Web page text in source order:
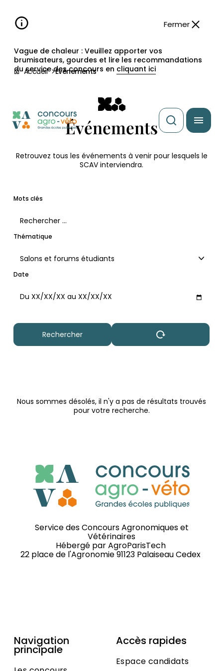
principale
principal
d'accessibilité
de
page
Vague de chaleur : Veuillez apporter vos
brumisateurs, gourdes et lire les recommandations
du service des concours en cliquant ici
Fermer
Accueil Événements
Événements
Retrouvez tous les événements à venir pour lesquels le
SCAV interviendra.
Filtrer les événements
Mots clés
Thématique
Salons et forums étudiants
Date
Maximum
Nous sommes désolés, il n'y a pas de résultats trouvés
pour votre recherche.
Service des Concours Agronomiques et
Vétérinaires
Hébergé parAgroParisTech
22 place de l'Agronomie 91123 Palaiseau Cedex
Navigation
principale
Accès rapides
Espace candidats